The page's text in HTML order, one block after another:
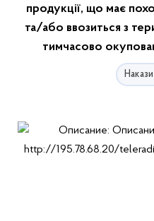
продукції, що має
та/або ввозиться з
тимчасово